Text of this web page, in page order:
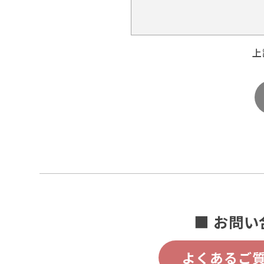
■ お問い
よくあるご